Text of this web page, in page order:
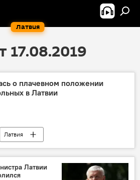
Латвия
17.08.2019
о плачевном положении
в Латвии
Латвия
Илзе Винькеле
здоровье
Латвии